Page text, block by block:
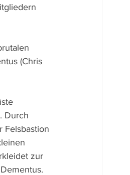
(Chris
Durch
Felsbastion
zur